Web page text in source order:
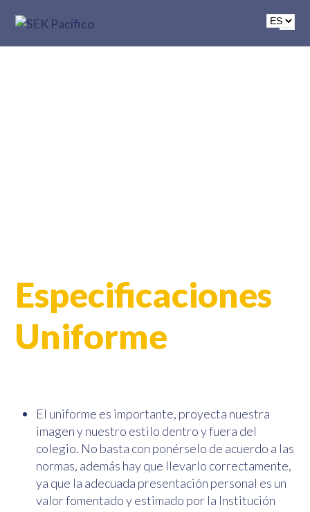
Especificaciones
Uniforme
El uniforme es importante, proyecta nuestra
imagen y nuestro estilo dentro y fuera del
colegio. No basta con ponérselo de acuerdo a las
normas, además hay que llevarlo correctamente,
ya que la adecuada presentación personal es un
valor fomentado y estimado por la Institución